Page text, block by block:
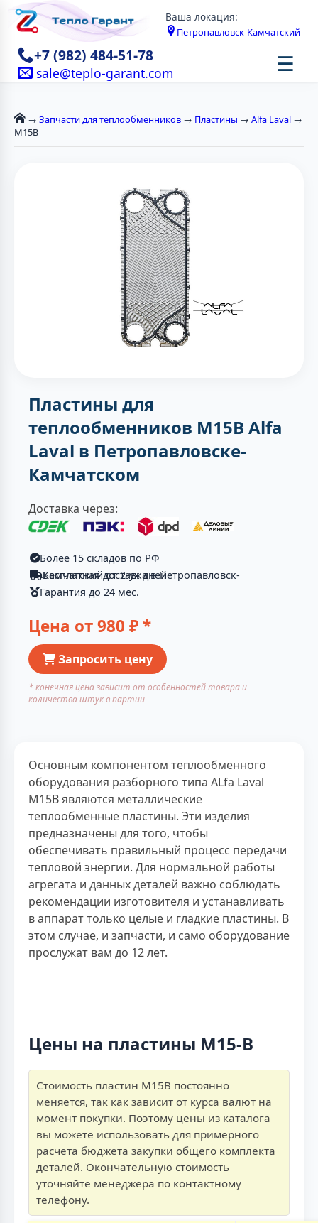
Ваша локация:
Петропавловск-Камчатский
+7 (982) 484-51-78
sale@teplo-garant.com ☰
→ Запчасти для теплообменников → Пластины → Alfa Laval →
M15B
Пластины для
теплообменников M15B Alfa
Laval в Петропавловске-
Камчатском
Доставка через:
Более 15 складов по РФ
Бесплатная доставка в Петропавловск-Камчатский от 2-ух дней
Гарантия до 24 мес.
Цена от980 ₽ *
Запросить цену
* конечная цена зависит от особенностей товара и
количества штук в партии
Основным компонентом теплообменного
оборудования разборного типа ALfa Laval
M15B являются металлические
теплообменные пластины. Эти изделия
предназначены для того, чтобы
обеспечивать правильный процесс передачи
тепловой энергии. Для нормальной работы
агрегата и данных деталей важно соблюдать
рекомендации изготовителя и устанавливать
в аппарат только целые и гладкие пластины. В
этом случае, и запчасти, и само оборудование
прослужат вам до 12 лет.
Цены на пластины M15-B
Стоимость пластин M15B постоянно
меняется, так как зависит от курса валют на
момент покупки. Поэтому цены из каталога
вы можете использовать для примерного
расчета бюджета закупки общего комплекта
деталей. Окончательную стоимость
уточняйте менеджера по контактному
телефону.